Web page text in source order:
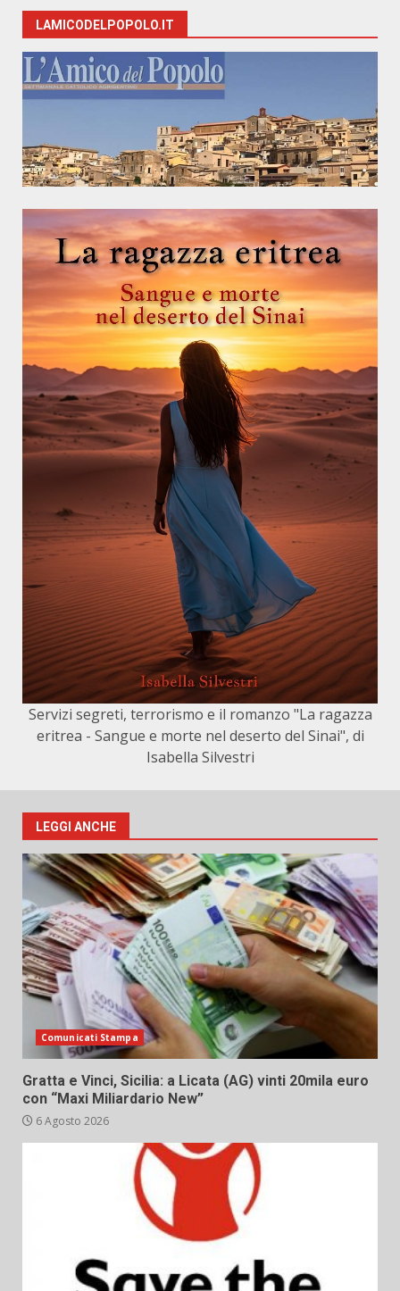
LAMICODELPOPOLO.IT
Servizi segreti, terrorismo e il romanzo "La ragazza
eritrea - Sangue e morte nel deserto del Sinai", di
Isabella Silvestri
LEGGI ANCHE
Comunicati Stampa
Gratta e Vinci, Sicilia: a Licata (AG) vinti 20mila euro
con “Maxi Miliardario New”
6 Agosto 2026